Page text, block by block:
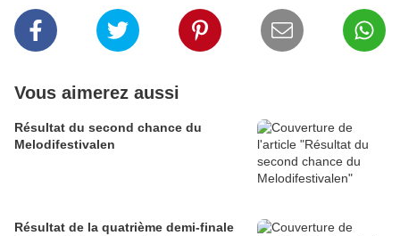
Vous aimerez aussi
Résultat du second chance du
Melodifestivalen
Résultat de la quatrième demi-finale